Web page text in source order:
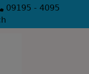
09195 - 4095